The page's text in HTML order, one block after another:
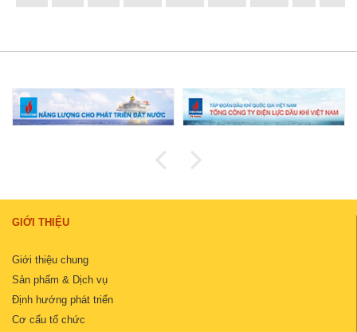
GIỚI THIỆU
Giới thiệu chung
Sản phẩm & Dịch vụ
Định hướng phát triển
Cơ cấu tổ chức